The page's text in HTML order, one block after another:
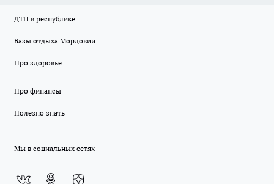
ДТП в республике
Базы отдыха Мордовии
Про здоровье
Про финансы
Полезно знать
Мы в социальных сетях